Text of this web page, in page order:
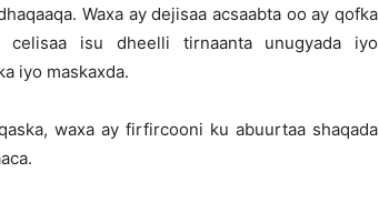
Waxa ay dejisaa acsaabta oo ay qofka
isu dheelli tirnaanta unugyada iyo
iyo maskaxda.
waxa ay firfircooni ku abuurtaa shaqada